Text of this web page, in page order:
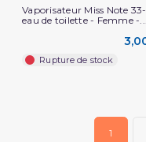
Vaporisateur Miss Note 33-
eau de toilette - Femme -...
Rupture de stock
1